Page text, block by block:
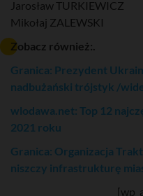
Jarosław TURKIEWICZ
Mikołaj ZALEWSKI
Zobacz również:.
Granica: Prezydent
nadbużański trójstyk /
wlodawa.net: Top 12
2021 roku
Granica: Organizacja
niszczy infrastrukturę